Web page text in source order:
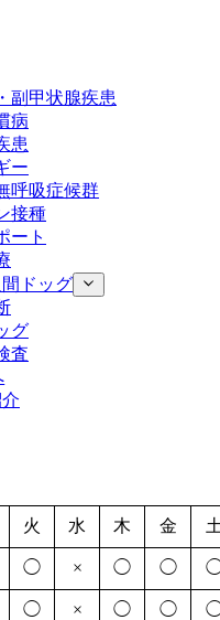
副甲状腺疾患
病
患
ー
呼吸症候群
接種
ート
ドッグ
グ
査
火 水 木 金 土
◯ × ◯ ◯
◯ × ◯ ◯